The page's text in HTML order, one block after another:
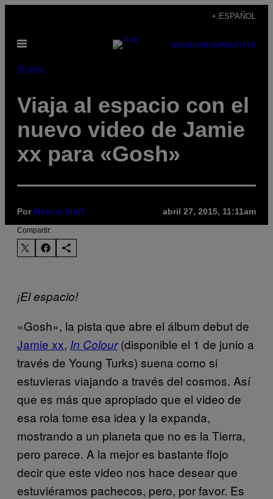
contenido
+ ESPAÑOL
Abrir
SUBSCRIBENEWSLETTER
Música
Viaja al espacio con el
nuevo video de Jamie
xx para «Gosh»
Por Noisey Staff abril 27, 2015, 11:11am
Compartir:
¡El espacio!
«Gosh», la pista que abre el álbum debut de
Jamie xx, In Colour(disponible el 1 de junio a
través de Young Turks) suena como si
estuvieras viajando a través del cosmos. Así
que es más que apropiado que el video de
esa rola tome esa idea y la expanda,
mostrando a un planeta que no es la Tierra,
pero parece. A la mejor es bastante flojo
decir que este video nos hace desear que
estuviéramos pachecos, pero, por favor. Es